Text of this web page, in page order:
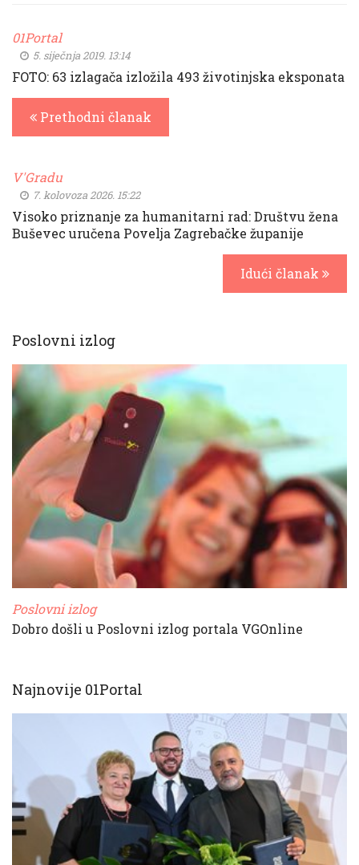
01Portal
5. siječnja 2019. 13:14
FOTO: 63 izlagača izložila 493 životinjska eksponata
Prethodni članak
V'Gradu
7. kolovoza 2026. 15:22
Visoko priznanje za humanitarni rad: Društvu žena
Buševec uručena Povelja Zagrebačke županije
Idući članak
Poslovni izlog
Poslovni izlog
Dobro došli u Poslovni izlog portala VGOnline
Najnovije 01Portal